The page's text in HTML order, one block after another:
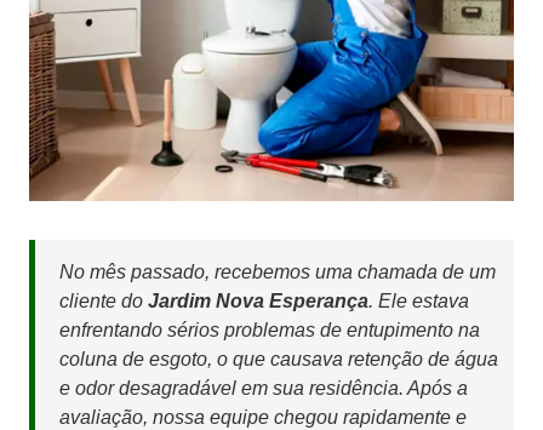
No mês passado, recebemos uma chamada de um
cliente do Jardim Nova Esperança. Ele estava
enfrentando sérios problemas de entupimento na
coluna de esgoto, o que causava retenção de água
e odor desagradável em sua residência. Após a
avaliação, nossa equipe chegou rapidamente e